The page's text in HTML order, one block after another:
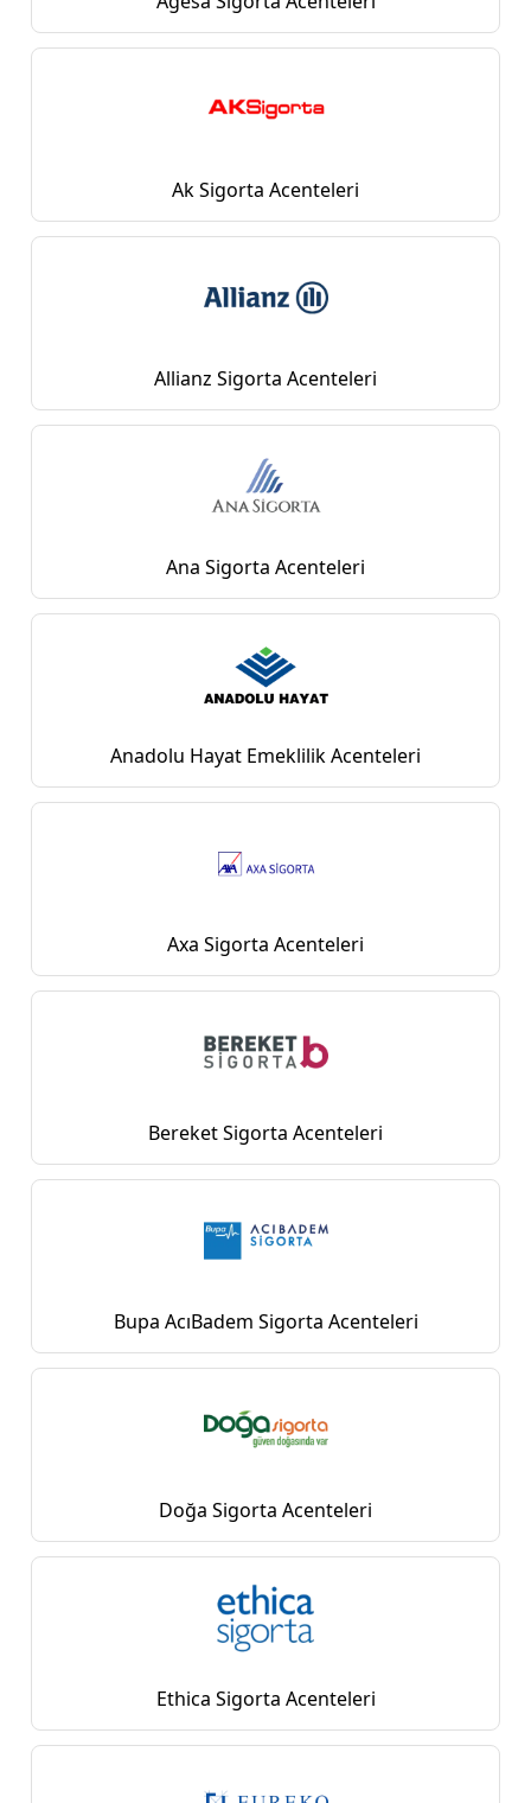
Ak Sigorta Acenteleri
Allianz Sigorta Acenteleri
Ana Sigorta Acenteleri
Anadolu Hayat Emeklilik Acenteleri
Axa Sigorta Acenteleri
Bereket Sigorta Acenteleri
Bupa AcıBadem Sigorta Acenteleri
Doğa Sigorta Acenteleri
Ethica Sigorta Acenteleri